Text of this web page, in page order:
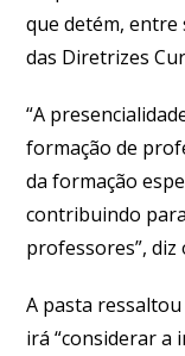
que detém, entre
das Diretrizes
“A
formação de
da formação
contribuindo
professores”, diz
A pasta
irá “considerar a